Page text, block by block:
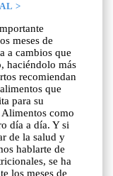
>
meses de
a cambios que
haciéndolo más
recomiendan
que
para su
como
día a día. Y si
de la salud y
hablarte de
se ha
los meses de